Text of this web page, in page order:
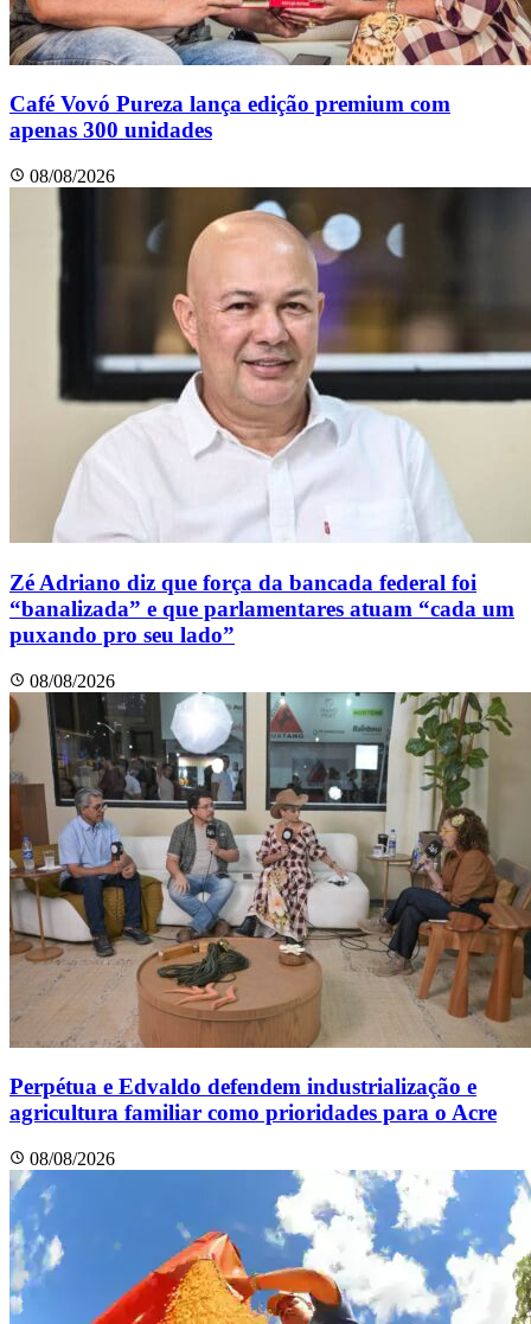
Café Vovó Pureza lança edição premium com
apenas 300 unidades
08/08/2026
Zé Adriano diz que força da bancada federal foi
“banalizada” e que parlamentares atuam “cada um
puxando pro seu lado”
08/08/2026
Perpétua e Edvaldo defendem industrialização e
agricultura familiar como prioridades para o Acre
08/08/2026